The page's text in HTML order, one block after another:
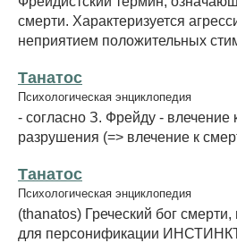
смерти. Характеризуется
неприятием положительных
Танатос
Психологическая энциклопедия
- согласно З. Фрейду - влечение
разрушения (=> влечение к
Танатос
Психологическая энциклопедия
(thanatos) Греческий бог
для персонификации